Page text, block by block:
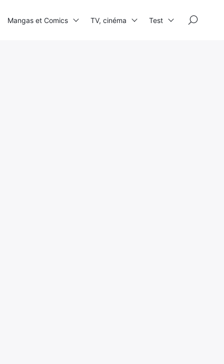
Mangas et Comics TV, cinéma Test